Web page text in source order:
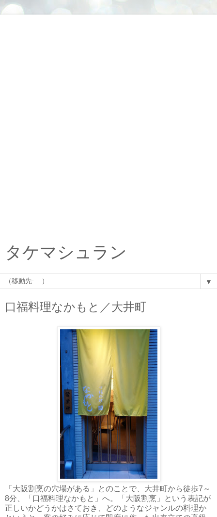
タケマシュラン
▼
口福料理なかもと／大井町
「大阪割烹の穴場がある」とのことで、大井町から徒歩7～
8分、「口福料理なかもと」へ。「大阪割烹」という表記が
正しいかどうかはさておき、どのようなジャンルの料理か